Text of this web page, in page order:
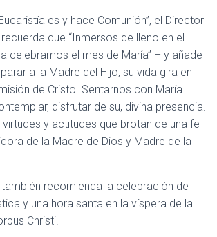
es y hace Comunión”, el Director
que “Inmersos de lleno en el
celebramos el mes de María” – y añade-
a la Madre del Hijo, su vida gira en
de Cristo. Sentarnos con María
disfrutar de su, divina presencia.
y actitudes que brotan de una fe
de la Madre de Dios y Madre de la
recomienda la celebración de
y una hora santa en la víspera de la
Christi.